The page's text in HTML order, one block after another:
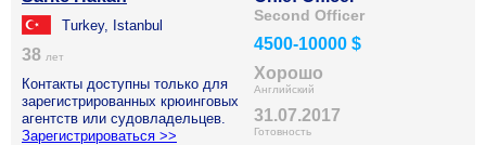
Turkey, Istanbul
38 лет
Контакты доступны только для
зарегистрированных крюинговых
агентств или судовладельцев.
Зарегистрироваться >>
Second Officer
4500-10000 $
Хорошо
Английский
31.07.2017
Готовность